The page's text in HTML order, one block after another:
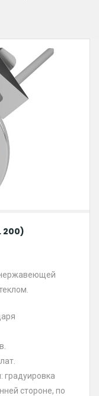
200)
стороне, по